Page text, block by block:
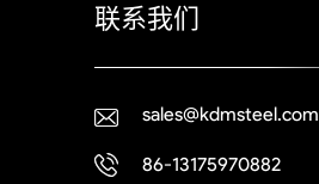
联系我们
sales@kdmsteel.com
86-13175970882